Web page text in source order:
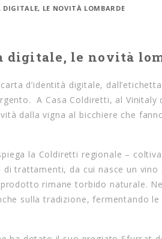
LE NOVITÀ LOMBARDE
digitale, le novità
d’identità digitale,
A Casa Coldiretti, al Vinitaly
dalla vigna al bicchiere che
la Coldiretti regionale –
trattamenti, da cui nasce un
rimane torbido naturale.
sulla tradizione, fermentando